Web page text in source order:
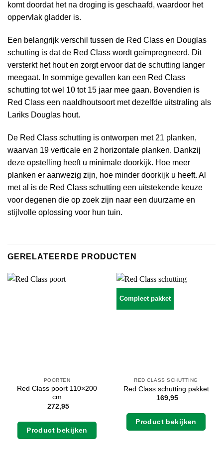
komt doordat het na droging is geschaafd, waardoor het
oppervlak gladder is.
Een belangrijk verschil tussen de Red Class en Douglas
schutting is dat de Red Class wordt geïmpregneerd. Dit
versterkt het hout en zorgt ervoor dat de schutting langer
meegaat. In sommige gevallen kan een Red Class
schutting tot wel 10 tot 15 jaar mee gaan. Bovendien is
Red Class een naaldhoutsoort met dezelfde uitstraling als
Lariks Douglas hout.
De Red Class schutting is ontworpen met 21 planken,
waarvan 19 verticale en 2 horizontale planken. Dankzij
deze opstelling heeft u minimale doorkijk. Hoe meer
planken er aanwezig zijn, hoe minder doorkijk u heeft. Al
met al is de Red Class schutting een uitstekende keuze
voor degenen die op zoek zijn naar een duurzame en
stijlvolle oplossing voor hun tuin.
GERELATEERDE PRODUCTEN
POORTEN
Red Class poort 110×200
cm
272,95
Product bekijken
Compleet pakket
RED CLASS SCHUTTING
Red Class schutting pakket
169,95
Product bekijken